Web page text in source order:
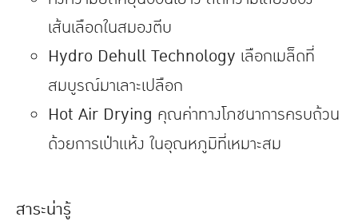
เส้นเลือดในสมองตีบ
Hydro Dehull Technology เลือกเมล็ดที่
สมบูรณ์มาเลาะเปลือก
Hot Air Drying คุณค่าทางโภชนาการครบถ้วน
ด้วยการเป่าแห้ง ในอุณหภูมิที่เหมาะสม
สาระน่ารู้